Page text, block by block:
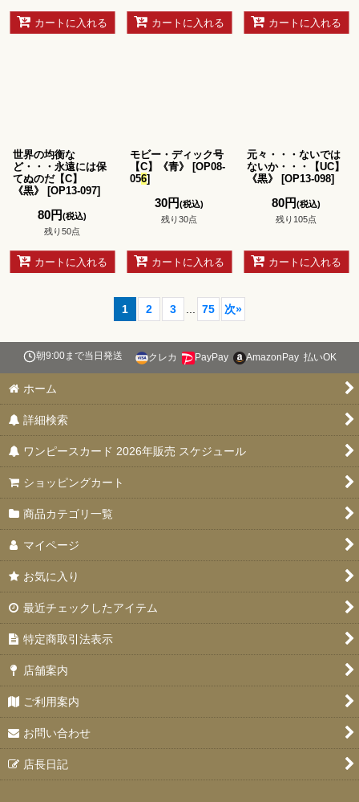
カートに入れる カートに入れる カートに入れる
世界の均衡な
ど・・・永遠には保
てぬのだ【C】
《黒》
[OP13-097]
80円(税込)
残り50点
カートに入れる
モビー・ディック号
【C】《青》
[OP08-
056]
30円(税込)
残り30点
カートに入れる
元々・・・ないでは
ないか・・・【UC】
《黒》
[OP13-098]
80円(税込)
残り105点
カートに入れる
1 2 3 75 次»
朝9:00まで当日発送 クレカ PayPay AmazonPay 払いOK
ホーム
詳細検索
ワンピースカード 2026年販売 スケジュール
ショッピングカート
商品カテゴリ一覧
マイページ
お気に入り
最近チェックしたアイテム
特定商取引法表示
店舗案内
ご利用案内
お問い合わせ
店長日記